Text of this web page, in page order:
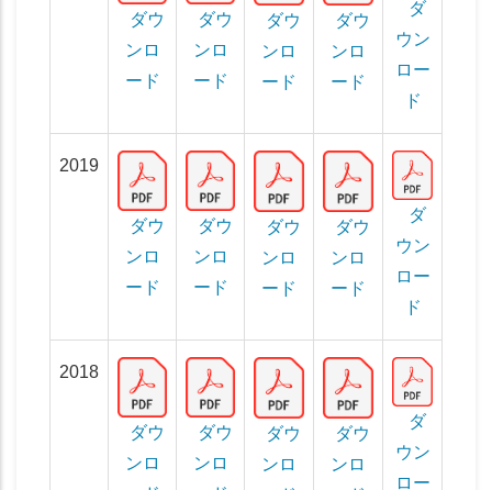
ダウ
ンロ
ード
ダウ
ンロ
ード
ダウ
ンロ
ード
ダウ
ンロ
ード
ダ
ウン
ロー
ド
2019
ダウ
ンロ
ード
ダウ
ンロ
ード
ダウ
ンロ
ード
ダウ
ンロ
ード
ダ
ウン
ロー
ド
2018
ダウ
ンロ
ダウ
ンロ
ダウ
ンロ
ダウ
ンロ
ダ
ウン
ロー